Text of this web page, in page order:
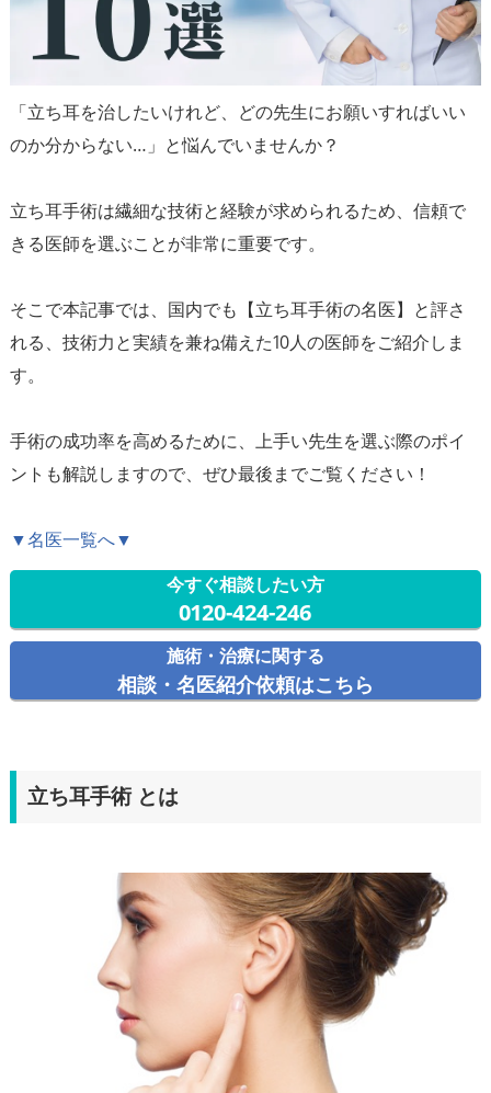
「立ち耳を治したいけれど、どの先生にお願いすればいい
のか分からない…」と悩んでいませんか？
立ち耳手術は繊細な技術と経験が求められるため、信頼で
きる医師を選ぶことが非常に重要です。
そこで本記事では、国内でも【立ち耳手術の名医】と評さ
れる、技術力と実績を兼ね備えた10人の医師をご紹介しま
す。
手術の成功率を高めるために、上手い先生を選ぶ際のポイ
ントも解説しますので、ぜひ最後までご覧ください！
▼名医一覧へ▼
今すぐ相談したい方
0120-424-246
施術・治療に関する
相談・名医紹介依頼はこちら
立ち耳手術 とは